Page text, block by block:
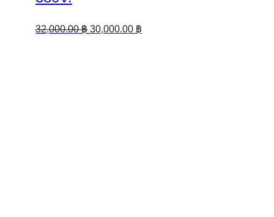
32,000.00฿ Original
30,000.00 ฿